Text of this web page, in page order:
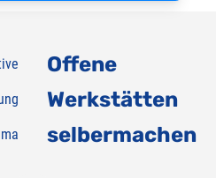
Offene
Werkstätten
selbermachen